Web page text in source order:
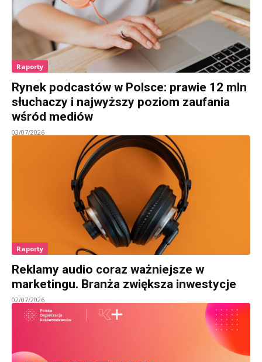
Raporty
Rynek podcastów w Polsce: prawie 12 mln
słuchaczy i najwyższy poziom zaufania
wśród mediów
03/07/2026
Raporty
Reklamy audio coraz ważniejsze w
marketingu. Branża zwiększa inwestycje
02/07/2026